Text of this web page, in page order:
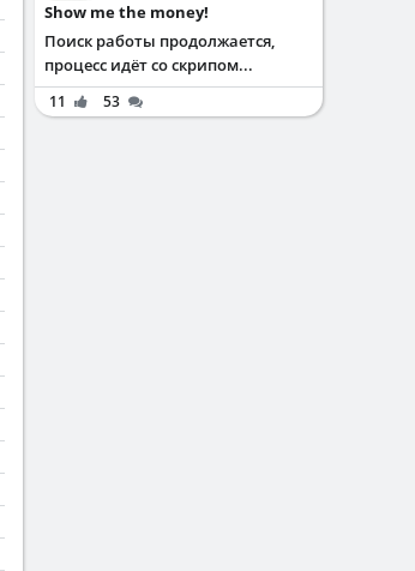
Show me the money!
Поиск работы продолжается,
процесс идёт со скрипом...
11 53